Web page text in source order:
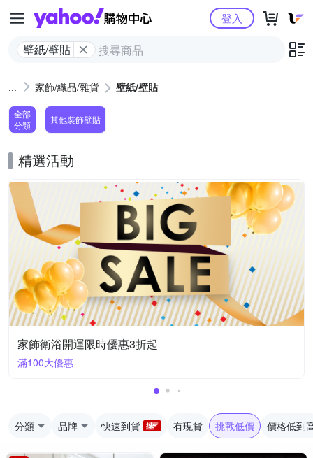
Yahoo購物中心
壁紙/壁貼
登入
家飾/織品/雜貨 壁紙/壁貼
全部
分類
其他裝飾壁貼
精選活動
家飾衛浴開運限時優惠3折起
滿100大優惠
分類 品牌 快速到貨 有現貨 挑戰低價 價格低到